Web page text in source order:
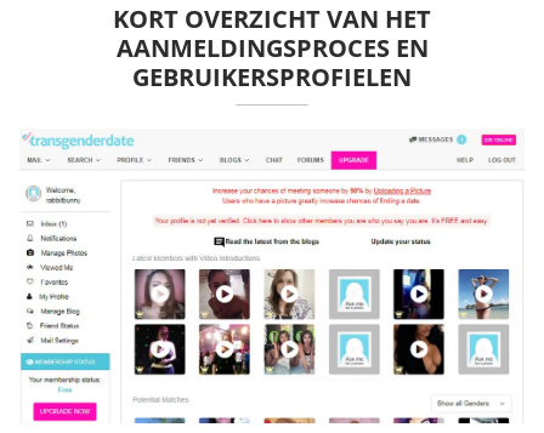
KORT OVERZICHT VAN HET
AANMELDINGSPROCES EN
GEBRUIKERSPROFIELEN